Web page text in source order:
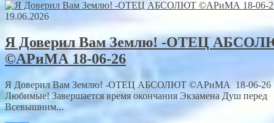
19.06.2026
Я Доверил Вам Землю! -ОТЕЦ
©АРиМА 18-06-26
Я Доверил Вам Землю! -ОТЕЦ АБСОЛЮТ ©АРиМА 18-06-26
Любимые! Завершается время окончания Экзамена Душ перед
Всевышним...